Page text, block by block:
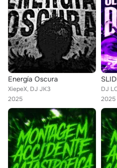
Energía Oscura
XiepeX, DJ JK3
2025
2025